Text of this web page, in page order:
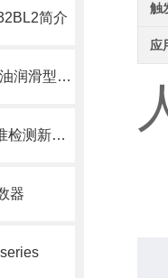
简介
TG553日本大阪真空OSAKA油润滑型涡轮分子泵北崎热卖
CCS高亮度光源箱：点亮精准检测新视界
器
触
应